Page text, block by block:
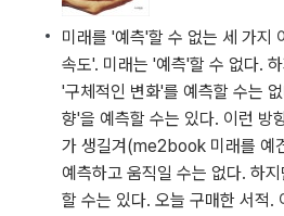
미래를 '예측'할 수 없는 세 가지
속도'. 미래는 '예측'할 수 없다.
'구체적인 변화'를 예측할 수는
향'을 예측할 수는 있다. 이런 방
가 생길겨(me2book 미래를 예
예측하고 움직일 수는 없다. 하
할 수는 있다. 오늘 구매한 서적.